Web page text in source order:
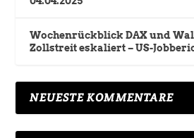
Wochenrückblick DAX und
Zollstreit eskaliert – US-
NEUESTE KOMMENTARE